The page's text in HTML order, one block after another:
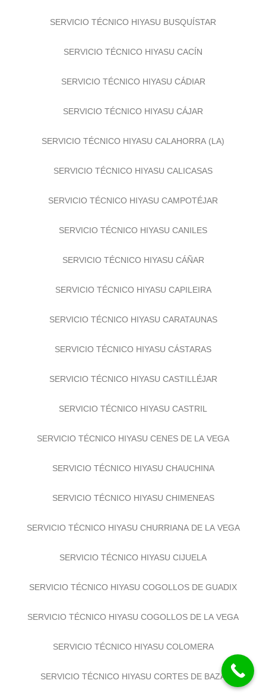
SERVICIO TÉCNICO HIYASU BUSQUÍSTAR
SERVICIO TÉCNICO HIYASU CACÍN
SERVICIO TÉCNICO HIYASU CÁDIAR
SERVICIO TÉCNICO HIYASU CÁJAR
SERVICIO TÉCNICO HIYASU CALAHORRA (LA)
SERVICIO TÉCNICO HIYASU CALICASAS
SERVICIO TÉCNICO HIYASU CAMPOTÉJAR
SERVICIO TÉCNICO HIYASU CANILES
SERVICIO TÉCNICO HIYASU CÁÑAR
SERVICIO TÉCNICO HIYASU CAPILEIRA
SERVICIO TÉCNICO HIYASU CARATAUNAS
SERVICIO TÉCNICO HIYASU CÁSTARAS
SERVICIO TÉCNICO HIYASU CASTILLÉJAR
SERVICIO TÉCNICO HIYASU CASTRIL
SERVICIO TÉCNICO HIYASU CENES DE LA VEGA
SERVICIO TÉCNICO HIYASU CHAUCHINA
SERVICIO TÉCNICO HIYASU CHIMENEAS
SERVICIO TÉCNICO HIYASU CHURRIANA DE LA VEGA
SERVICIO TÉCNICO HIYASU CIJUELA
SERVICIO TÉCNICO HIYASU COGOLLOS DE GUADIX
SERVICIO TÉCNICO HIYASU COGOLLOS DE LA VEGA
SERVICIO TÉCNICO HIYASU COLOMERA
SERVICIO TÉCNICO HIYASU CORTES DE BAZA